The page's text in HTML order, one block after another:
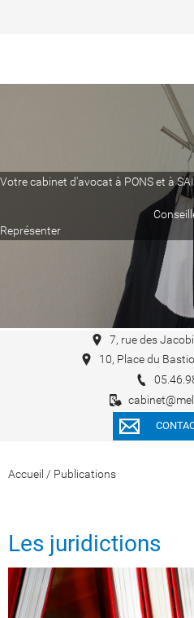
Votre cabinet d'avocat à PONS et à
Conseiller,
Représenter
7, rue des
10, Place du
Accueil / Publications
Les juridictions